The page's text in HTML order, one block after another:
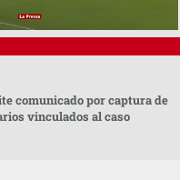
comunicado por captura de
vinculados al caso